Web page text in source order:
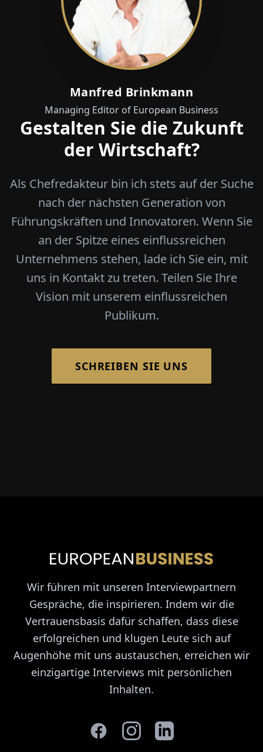
Manfred Brinkmann
Managing Editor of European Business
Gestalten Sie die Zukunft
der Wirtschaft?
Als Chefredakteur bin ich stets auf der Suche
nach der nächsten Generation von
Führungskräften und Innovatoren. Wenn Sie
an der Spitze eines einflussreichen
Unternehmens stehen, lade ich Sie ein, mit
uns in Kontakt zu treten. Teilen Sie Ihre
Vision mit unserem einflussreichen
Publikum.
SCHREIBEN SIE UNS
Wir führen mit unseren Interviewpartnern
Gespräche, die inspirieren. Indem wir die
Vertrauensbasis dafür schaffen, dass diese
erfolgreichen und klugen Leute sich auf
Augenhöhe mit uns austauschen, erreichen wir
einzigartige Interviews mit persönlichen
Inhalten.